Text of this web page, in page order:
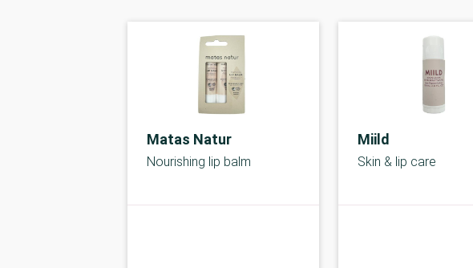
Matas Natur
Nourishing lip balm
Miild
Skin & lip care